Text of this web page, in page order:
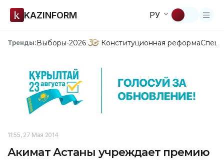
KAZINFORM РУ
Тренды:Выборы-2026 Конституционная реформа
11:55, 27 Мая 2014
Акимат Астаны учреждает премию